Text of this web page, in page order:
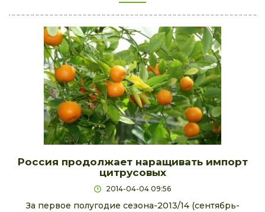
Россия продолжает наращивать импорт
цитрусовых
2014-04-04 09:56
За первое полугодие сезона-2013/14 (сентябрь-